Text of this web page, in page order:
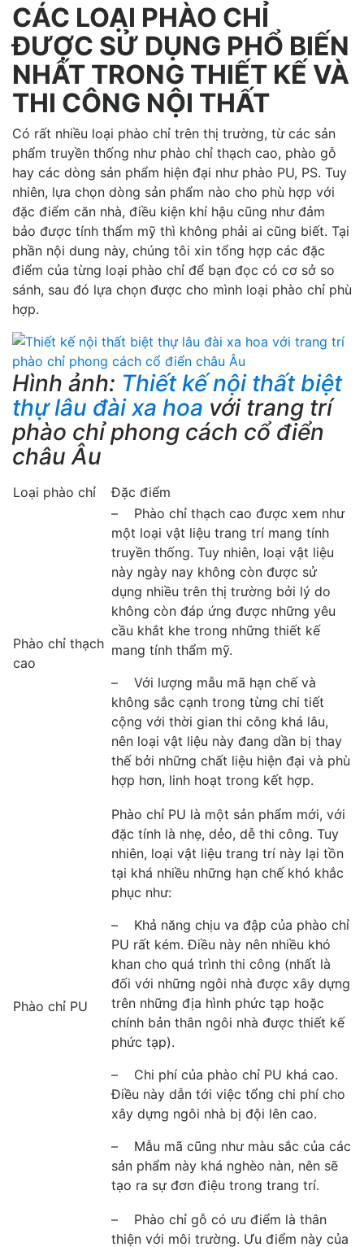
CÁC LOẠI PHÀO CHỈ
ĐƯỢC SỬ DỤNG PHỔ BIẾN
NHẤT TRONG THIẾT KẾ VÀ
THI CÔNG NỘI THẤT
Có rất nhiều loại phào chỉ trên thị trường, từ các sản
phẩm truyền thống như phào chỉ thạch cao, phào gỗ
hay các dòng sản phẩm hiện đại như phào PU, PS. Tuy
nhiên, lựa chọn dòng sản phẩm nào cho phù hợp với
đặc điểm căn nhà, điều kiện khí hậu cũng như đảm
bảo được tính thẩm mỹ thì không phải ai cũng biết. Tại
phần nội dung này, chúng tôi xin tổng hợp các đặc
điểm của từng loại phào chỉ để bạn đọc có cơ sở so
sánh, sau đó lựa chọn được cho mình loại phào chỉ phù
hợp.
Hình ảnh: Thiết kế nội thất biệt
thự lâu đài xa hoa với trang trí
phào chỉ phong cách cổ điển
châu Âu
Loại phào chỉ Đặc điểm
Phào chỉ thạch
cao
– Phào chỉ thạch cao được xem như
một loại vật liệu trang trí mang tính
truyền thống. Tuy nhiên, loại vật liệu
này ngày nay không còn được sử
dụng nhiều trên thị trường bởi lý do
không còn đáp ứng được những yêu
cầu khắt khe trong những thiết kế
mang tính thẩm mỹ.
– Với lượng mẫu mã hạn chế và
không sắc cạnh trong từng chi tiết
cộng với thời gian thi công khá lâu,
nên loại vật liệu này đang dần bị thay
thế bởi những chất liệu hiện đại và phù
hợp hơn, linh hoạt trong kết hợp.
Phào chỉ PU
Phào chỉ PU là một sản phẩm mới, với
đặc tính là nhẹ, dẻo, dễ thi công. Tuy
nhiên, loại vật liệu trang trí này lại tồn
tại khá nhiều những hạn chế khó khắc
phục như:
– Khả năng chịu va đập của phào chỉ
PU rất kém. Điều này nên nhiều khó
khan cho quá trình thi công (nhất là
đối với những ngôi nhà được xây dựng
trên những địa hình phức tạp hoặc
chính bản thân ngôi nhà được thiết kế
phức tạp).
– Chi phí của phào chỉ PU khá cao.
Điều này dẫn tới việc tổng chi phí cho
xây dựng ngôi nhà bị đội lên cao.
– Mẫu mã cũng như màu sắc của các
sản phẩm này khá nghèo nàn, nên sẽ
tạo ra sự đơn điệu trong trang trí.
– Phào chỉ gỗ có ưu điểm là thân
thiện với môi trường. Ưu điểm này của